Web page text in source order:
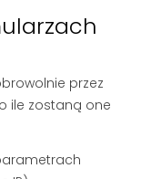
przez
ile zostaną one